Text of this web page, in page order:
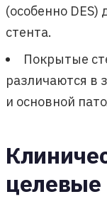
(особенно
стента.
Покрытые
различаются в
и основной
целевые